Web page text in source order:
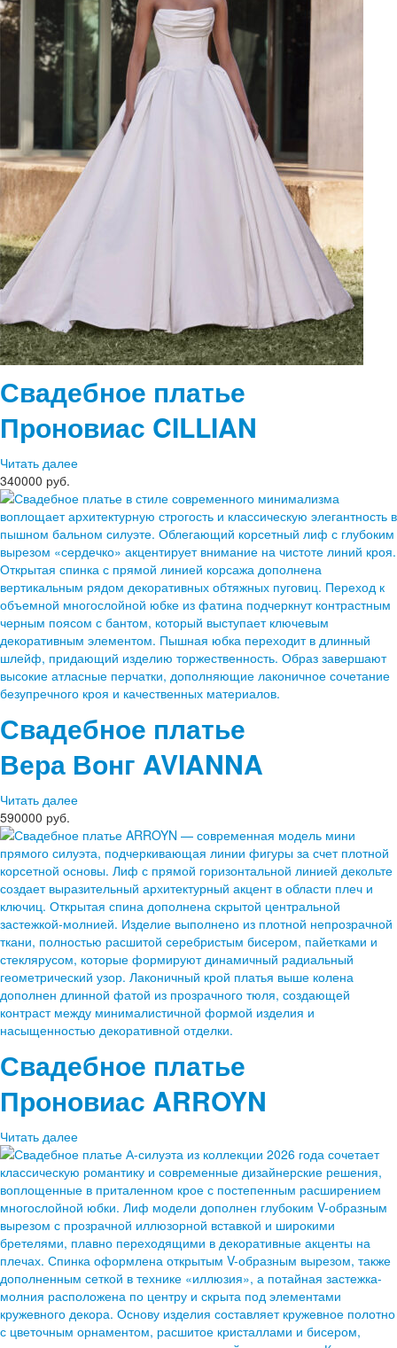
Свадебное платье
Проновиас CILLIAN
Читать далее
340000 руб.
Свадебное платье
Вера Вонг AVIANNA
Читать далее
590000 руб.
Свадебное платье
Проновиас ARROYN
Читать далее